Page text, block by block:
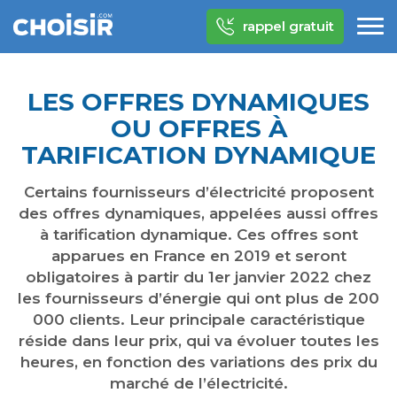
rappel gratuit
LES OFFRES DYNAMIQUES
OU OFFRES À
TARIFICATION DYNAMIQUE
Certains fournisseurs d’électricité proposent
des offres dynamiques, appelées aussi offres
à tarification dynamique. Ces offres sont
apparues en France en 2019 et seront
obligatoires à partir du 1er janvier 2022 chez
les fournisseurs d’énergie qui ont plus de 200
000 clients. Leur principale caractéristique
réside dans leur prix, qui va évoluer toutes les
heures, en fonction des variations des prix du
marché de l’électricité.